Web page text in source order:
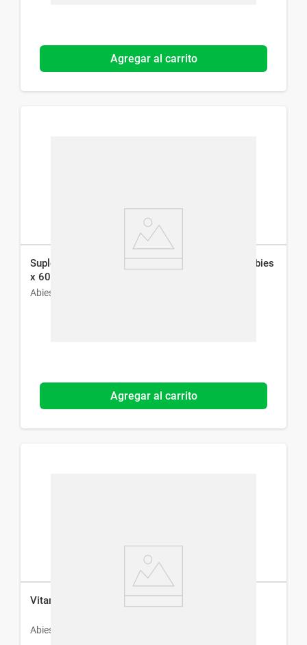
Agregar al carrito
Suplemento Dietario Spirulina Máxima 300 mg Abies
x 60 cáps
Abies
Agregar al carrito
Vitamina C Abies x 60 Cáps
Abies